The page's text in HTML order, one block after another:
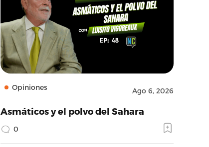
Opiniones Ago 6, 2026
Asmáticos y el polvo del Sahara
0